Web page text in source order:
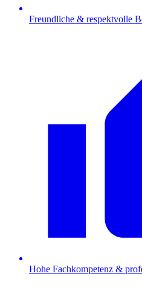
Freundliche & respektvolle
Hohe Fachkompetenz &